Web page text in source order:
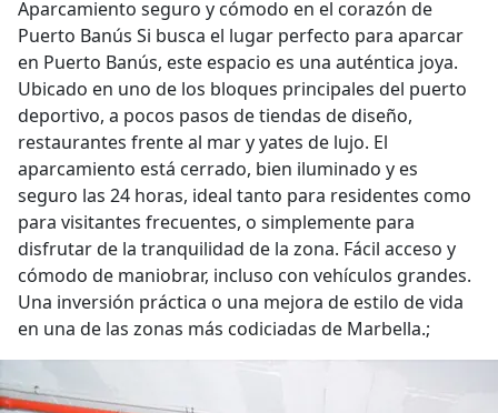
Aparcamiento seguro y cómodo en el corazón de
Puerto Banús Si busca el lugar perfecto para aparcar
en Puerto Banús, este espacio es una auténtica joya.
Ubicado en uno de los bloques principales del puerto
deportivo, a pocos pasos de tiendas de diseño,
restaurantes frente al mar y yates de lujo. El
aparcamiento está cerrado, bien iluminado y es
seguro las 24 horas, ideal tanto para residentes como
para visitantes frecuentes, o simplemente para
disfrutar de la tranquilidad de la zona. Fácil acceso y
cómodo de maniobrar, incluso con vehículos grandes.
Una inversión práctica o una mejora de estilo de vida
en una de las zonas más codiciadas de Marbella.;